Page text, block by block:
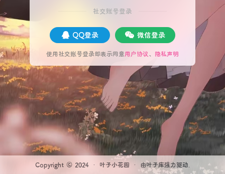
社交账号登录
QQ登录 微信登录
使用社交账号登录即表示同意用户协议、 隐私声明
Copyright © 2024 · 叶子小花园 · 由叶子库强力驱动.